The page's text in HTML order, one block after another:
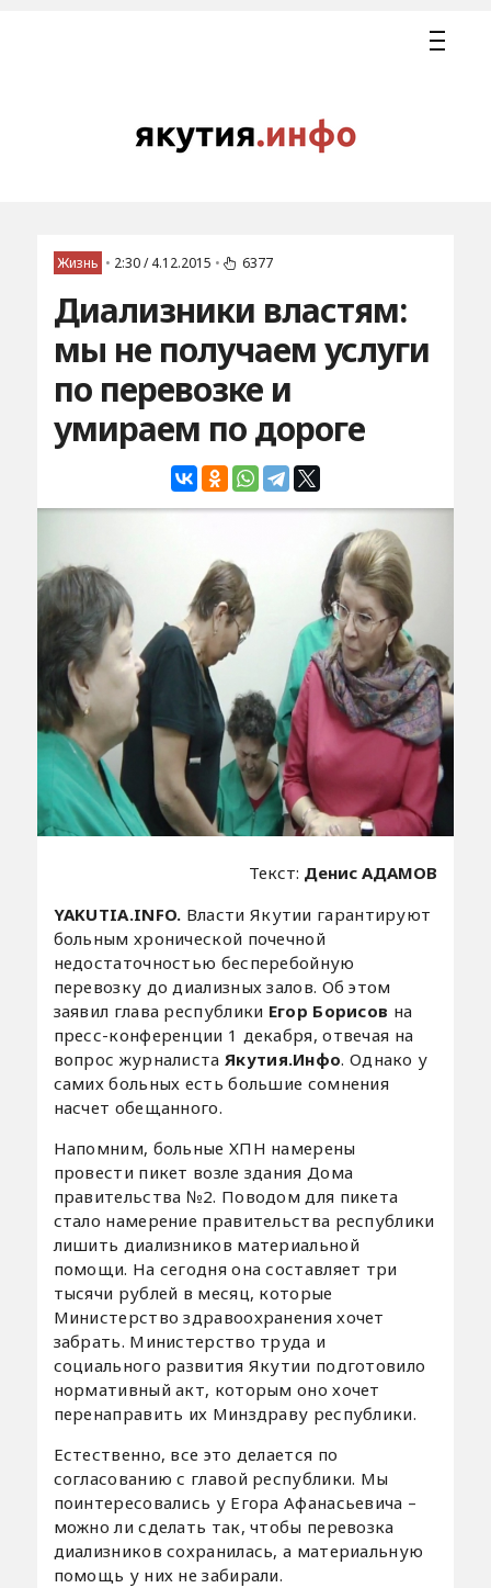
Жизнь • 2:30 / 4.12.2015 • 6377
Диализники властям:
мы не получаем услуги
по перевозке и
умираем по дороге
Текст: Денис АДАМОВ
YAKUTIA.INFO. Власти Якутии гарантируют
больным хронической почечной
недостаточностью бесперебойную
перевозку до диализных залов. Об этом
заявил глава республики Егор Борисов на
пресс-конференции 1 декабря, отвечая на
вопрос журналиста Якутия.Инфо. Однако у
самих больных есть большие сомнения
насчет обещанного.
Напомним, больные ХПН намерены
провести пикет возле здания Дома
правительства №2. Поводом для пикета
стало намерение правительства республики
лишить диализников материальной
помощи. На сегодня она составляет три
тысячи рублей в месяц, которые
Министерство здравоохранения хочет
забрать. Министерство труда и
социального развития Якутии подготовило
нормативный акт, которым оно хочет
перенаправить их Минздраву республики.
Естественно, все это делается по
согласованию с главой республики. Мы
поинтересовались у Егора Афанасьевича –
можно ли сделать так, чтобы перевозка
диализников сохранилась, а материальную
помощь у них не забирали.